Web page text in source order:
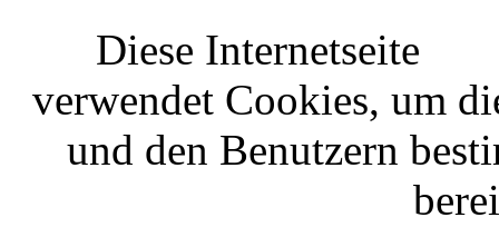
Diese Internetseite
verwendet Cookies, um
und den Benutzern